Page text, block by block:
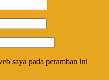
saya pada peramban ini